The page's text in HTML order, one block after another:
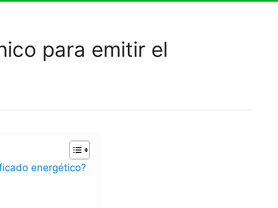
para emitir el
energético?